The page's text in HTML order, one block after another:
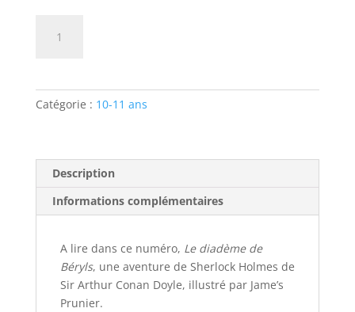
(version
numérique)
Arthur
Conan
Doyle
Catégorie : 10-11 ans
Description
Informations complémentaires
A lire dans ce numéro, Le diadème de
Béryls, une aventure de Sherlock Holmes de
Sir Arthur Conan Doyle, illustré par Jame’s
Prunier.